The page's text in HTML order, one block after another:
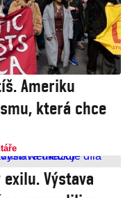
Ameriku
která chce
Výstava